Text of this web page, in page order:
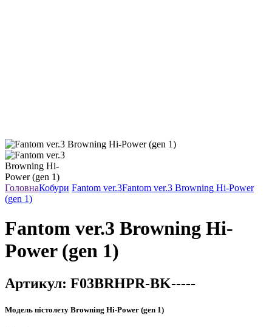
ГоловнаКобури Fantom ver.3Fantom ver.3 Browning Hi-Power
(gen 1)
Fantom ver.3 Browning Hi-
Power (gen 1)
Артикул: F03BRHPR-BK-----
Модель пістолету Browning Hi-Power (gen 1)